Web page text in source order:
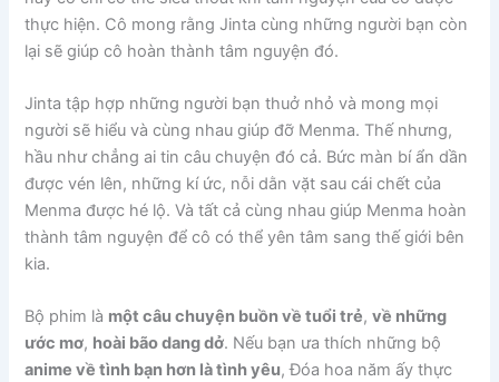
thực hiện. Cô mong rằng Jinta cùng những người bạn còn
lại sẽ giúp cô hoàn thành tâm nguyện đó.
Jinta tập hợp những người bạn thuở nhỏ và mong mọi
người sẽ hiểu và cùng nhau giúp đỡ Menma. Thế nhưng,
hầu như chẳng ai tin câu chuyện đó cả. Bức màn bí ẩn dần
được vén lên, những kí ức, nỗi dằn vặt sau cái chết của
Menma được hé lộ. Và tất cả cùng nhau giúp Menma hoàn
thành tâm nguyện để cô có thể yên tâm sang thế giới bên
kia.
Bộ phim là một câu chuyện buồn về tuổi trẻ,về những
ước mơ, hoài bão dang dở. Nếu bạn ưa thích những bộ
anime về tình bạn hơn là tình yêu, Đóa hoa năm ấy thực